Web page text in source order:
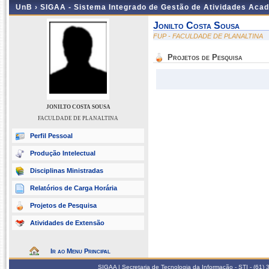
UnB › SIGAA - Sistema Integrado de Gestão de Atividades
JONILTO COSTA SOUSA
FACULDADE DE PLANALTINA
Perfil Pessoal
Produção Intelectual
Disciplinas Ministradas
Relatórios de Carga Horária
Projetos de Pesquisa
Atividades de Extensão
Ir ao Menu Principal
Jonilto Costa Sousa
FUP - FACULDADE DE PLANALTINA
Projetos de Pesquisa
SIGAA | Secretaria de Tecnologia da Informação - STI -